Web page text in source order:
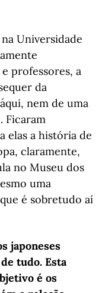
Universidade
professores, a
da
nem de uma
Ficaram
elas a história de
claramente,
no Museu dos
uma
é sobretudo aí
japoneses
tudo. Esta
é os